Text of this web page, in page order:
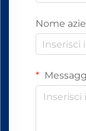
Nome